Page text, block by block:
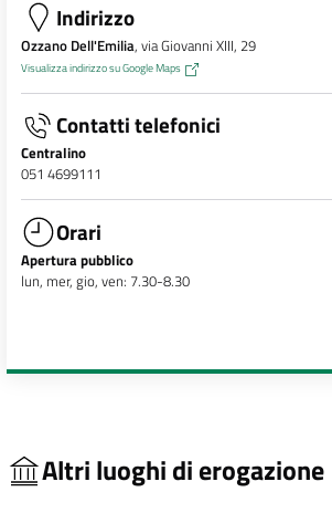
Indirizzo
Ozzano Dell'Emilia, via Giovanni XIII, 29
Visualizza indirizzo su Google Maps
Contatti telefonici
Centralino
051 4699111
Orari
Apertura pubblico
lun, mer, gio, ven: 7.30-8.30
Altri luoghi di erogazione